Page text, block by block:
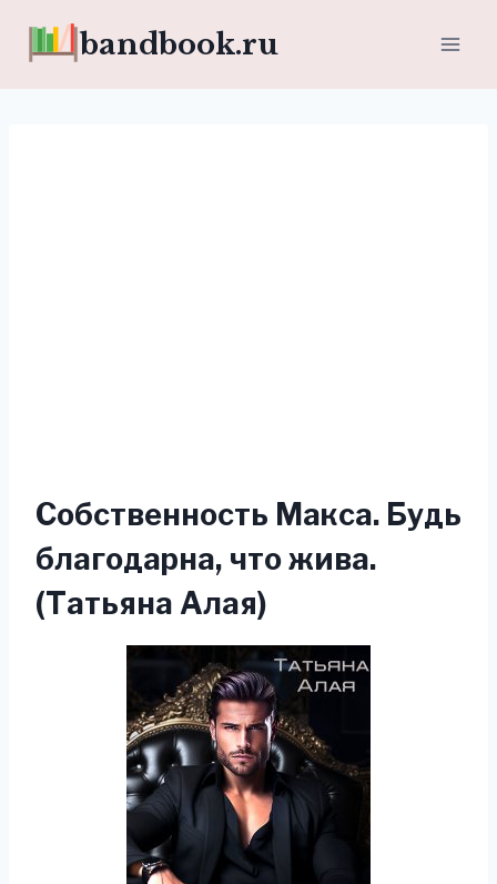
bandbook.ru
Собственность Макса. Будь
благодарна, что жива.
(Татьяна Алая)